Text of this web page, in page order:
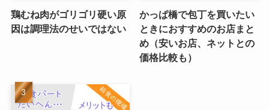
鶏むね肉がゴリゴリ硬い原
因は調理法のせいではない
かっぱ橋で包丁を買いたい
ときにおすすめのお店まと
め（安いお店、ネットとの
価格比較も）